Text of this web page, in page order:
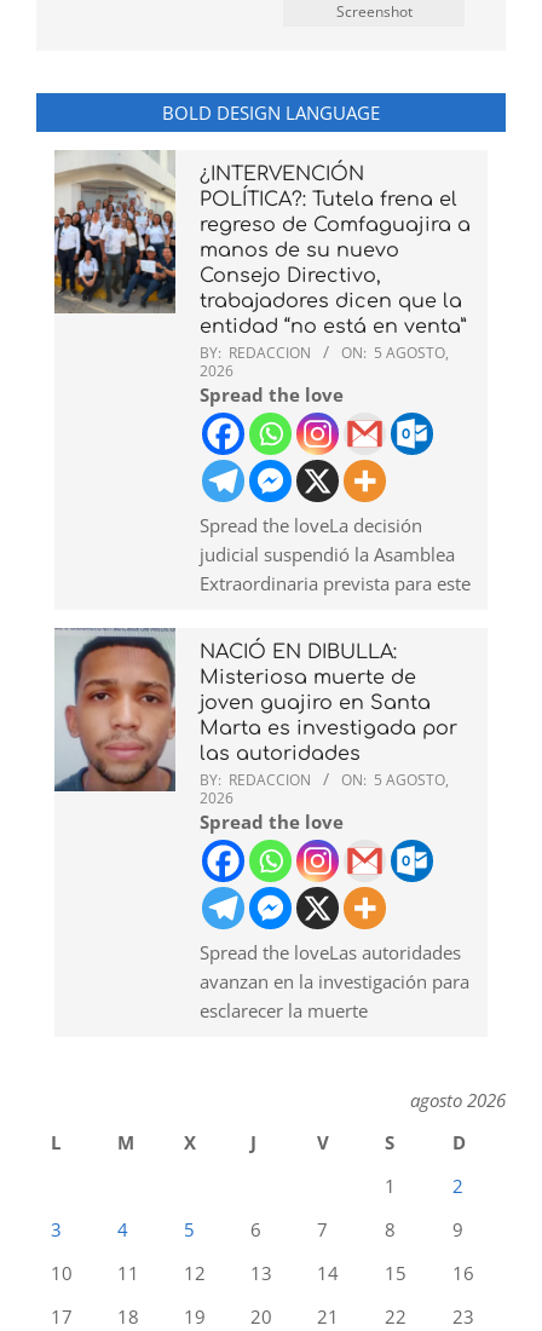
Screenshot
BOLD DESIGN LANGUAGE
¿INTERVENCIÓN
POLÍTICA?: Tutela frena el
regreso de Comfaguajira a
manos de su nuevo
Consejo Directivo,
trabajadores dicen que la
entidad “no está en venta”
BY: REDACCION ON: 5 AGOSTO,
2026
Spread the love
Spread the loveLa decisión
judicial suspendió la Asamblea
Extraordinaria prevista para este
NACIÓ EN DIBULLA:
Misteriosa muerte de
joven guajiro en Santa
Marta es investigada por
las autoridades
BY: REDACCION ON: 5 AGOSTO,
2026
Spread the love
Spread the loveLas autoridades
avanzan en la investigación para
esclarecer la muerte
agosto 2026
L
M X J V S
D
1
2
3
4 5 6 7 8
9
10
11 12 13 14 15
16
17
18 19 20 21 22
23